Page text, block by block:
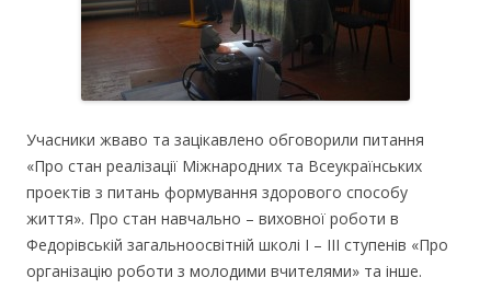
Учасники жваво та зацікавлено обговорили питання
«Про стан реалізації Міжнародних та Всеукраїнських
проектів з питань формування здорового способу
життя». Про стан навчально – виховної роботи в
Федорівській загальноосвітній школі І – ІІІ ступенів «Про
організацію роботи з молодими вчителями» та інше.